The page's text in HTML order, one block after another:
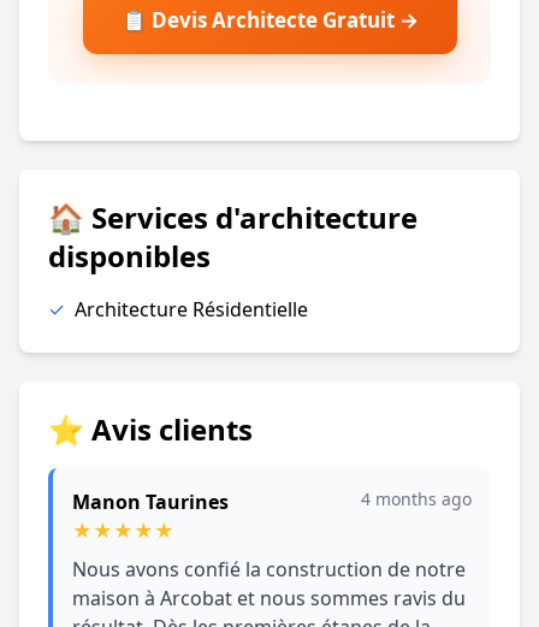
📋 Devis Architecte Gratuit →
🏠 Services d'architecture
disponibles
✓ Architecture Résidentielle
⭐ Avis clients
Manon Taurines
★★★★★
4 months ago
Nous avons confié la construction de notre
maison à Arcobat et nous sommes ravis du